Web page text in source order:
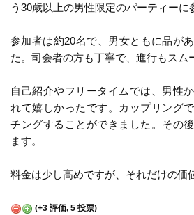
う30歳以上の男性限定のパーティーに
参加者は約20名で、男女ともに品が
た。司会者の方も丁寧で、進行もスム
自己紹介やフリータイムでは、男性
れて嬉しかったです。カップリング
チングすることができました。その
ます。
料金は少し高めですが、それだけの価
(+3 評価, 5 投票)